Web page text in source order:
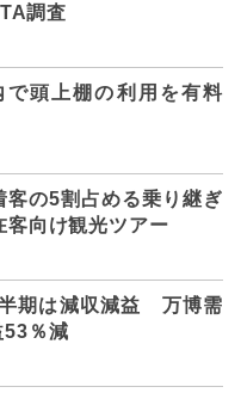
調査
頭上棚の利用を有料
客の5割占める乗り継ぎ
客向け観光ツアー
期は減収減益 万博需
53％減